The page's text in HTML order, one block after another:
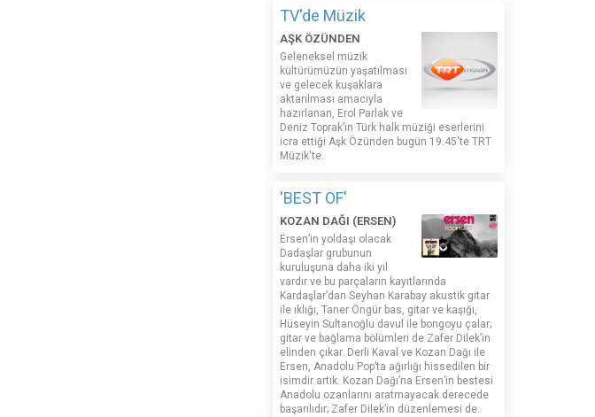
TV'de Müzik
AŞK ÖZÜNDEN
Geleneksel müzik
kültürümüzün yaşatılması
ve gelecek kuşaklara
aktarılması amacıyla
hazırlanan, Erol Parlak ve
Deniz Toprak’ın Türk halk müziği eserlerini
icra ettiği Aşk Özünden bugün 19.45'te TRT
Müzik'te.
'BEST OF'
KOZAN DAĞI (ERSEN)
Ersen’in yoldaşı olacak
Dadaşlar grubunun
kuruluşuna daha iki yıl
vardır ve bu parçaların kayıtlarında
Kardaşlar’dan Seyhan Karabay akustik gitar
ile ıklığı, Taner Öngür bas, gitar ve kaşığı,
Hüseyin Sultanoğlu davul ile bongoyu çalar;
gitar ve bağlama bölümleri de Zafer Dilek’in
elinden çıkar. Derli Kaval ve Kozan Dağı ile
Ersen, Anadolu Pop’ta ağırlığı hissedilen bir
isimdir artık. Kozan Dağı’na Ersen’in bestesi
Anadolu ozanlarını aratmayacak derecede
başarılıdır; Zafer Dilek’in düzenlemesi de.